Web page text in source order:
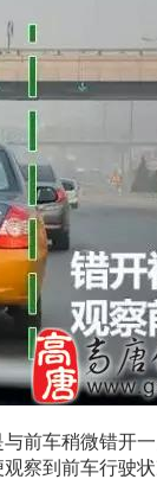
前车稍微错开
察到前车行驶